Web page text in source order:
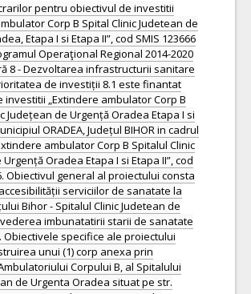
pentru obiectivul de investitii
Corp B Spital Clinic Judetean de
Etapa I si Etapa II”, cod SMIS 123666
Operaţional Regional 2014-2020
8 - Dezvoltarea infrastructurii sanitare
de investiții 8.1 este finantat
investitii „Extindere ambulator Corp B
Județean de Urgență Oradea Etapa I si
ORADEA, Județul BIHOR in cadrul
ambulator Corp B Spitalul Clinic
Oradea Etapa I si Etapa II”, cod
Obiectivul general al proiectului consta
serviciilor de sanatate la
Bihor - Spitalul Clinic Judetean de
imbunatatirii starii de sanatate
Obiectivele specifice ale proiectului
unui (1) corp anexa prin
Corpului B, al Spitalului
de Urgenta Oradea situat pe str.